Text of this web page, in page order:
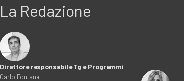
La Redazione
Direttore responsabile Tg e Programmi
Carlo Fontana